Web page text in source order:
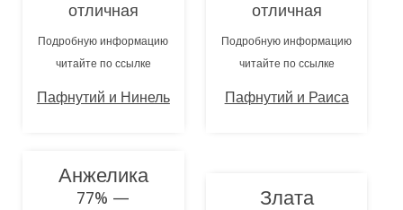
отличная
Подробную информацию
читайте по ссылке
Пафнутий и Нинель
отличная
Подробную информацию
читайте по ссылке
Пафнутий и Раиса
Анжелика
77% —
Злата